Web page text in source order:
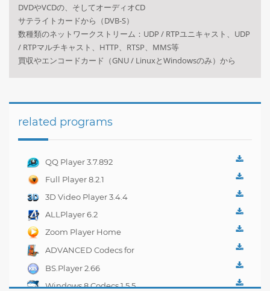
DVDやVCDの、そしてオーディオCD
サテライトカードから（DVB-S）
数種類のネットワークストリーム：UDP / RTPユニキャスト、UDP
/ RTPマルチキャスト、HTTP、RTSP、MMS等
買収やエンコードカード（GNU / LinuxとWindowsのみ）から
related programs
QQ Player 3.7.892
Full Player 8.2.1
3D Video Player 3.4.4
ALLPlayer 6.2
Zoom Player Home
ADVANCED Codecs for
Windows 7 and 8 7.4.1
BS.Player 2.66
Windows 8 Codecs 1.5.5